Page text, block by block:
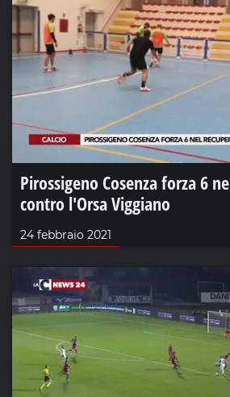
Pirossigeno Cosenza forza 6
contro l'Orsa Viggiano
24 febbraio 2021